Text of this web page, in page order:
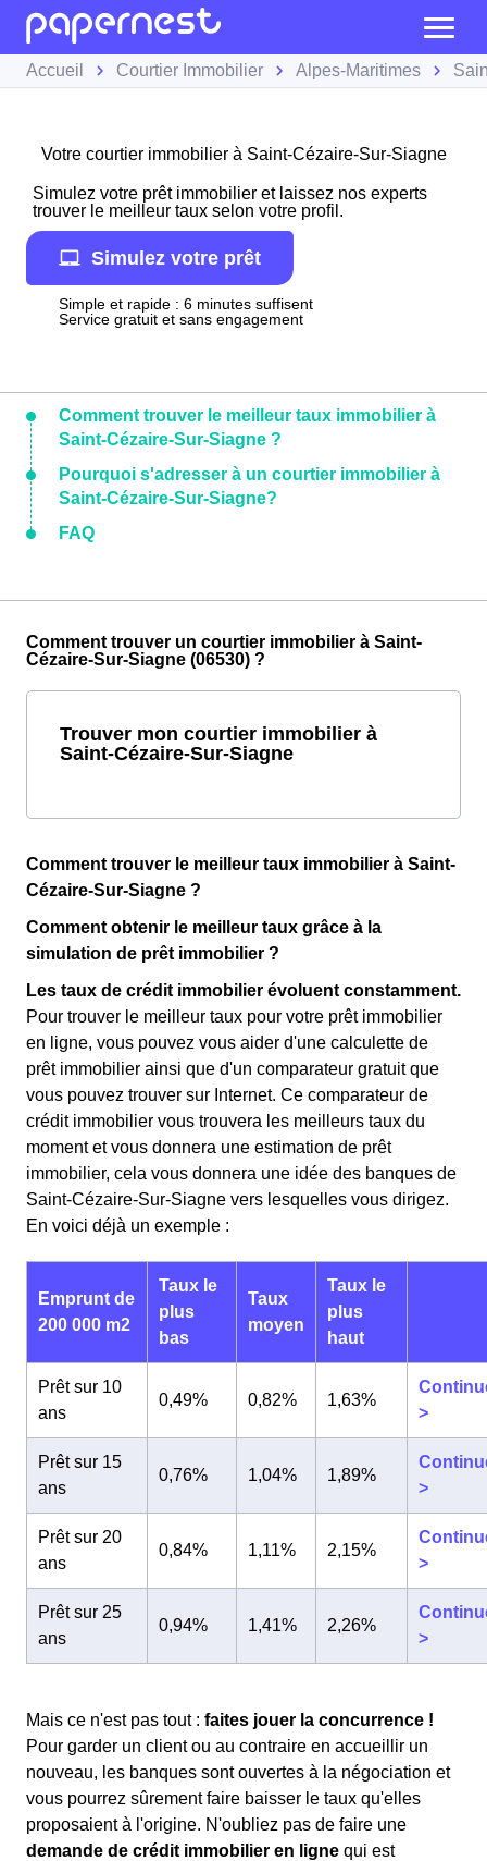
Accueil Courtier Immobilier Alpes-Maritimes
Votre courtier immobilier à Saint-Cézaire-Sur-Siagne
Simulez votre prêt immobilier et laissez nos experts
trouver le meilleur taux selon votre profil.
Simulez votre prêt
Simple et rapide : 6 minutes suffisent
Service gratuit et sans engagement
Comment trouver le meilleur taux immobilier à
Saint-Cézaire-Sur-Siagne ?
Pourquoi s'adresser à un courtier immobilier à
Saint-Cézaire-Sur-Siagne?
FAQ
Comment trouver un courtier immobilier à Saint-
Cézaire-Sur-Siagne (06530) ?
Trouver mon courtier immobilier à
Saint-Cézaire-Sur-Siagne
Comment trouver le meilleur taux immobilier à Saint-
Cézaire-Sur-Siagne ?
Comment obtenir le meilleur taux grâce à la
simulation de prêt immobilier ?
Les taux de crédit immobilier évoluent constamment.
Pour trouver le meilleur taux pour votre prêt immobilier
en ligne, vous pouvez vous aider d'une calculette de
prêt immobilier ainsi que d'un comparateur gratuit que
vous pouvez trouver sur Internet. Ce comparateur de
crédit immobilier vous trouvera les meilleurs taux du
moment et vous donnera une estimation de prêt
immobilier, cela vous donnera une idée des banques de
Saint-Cézaire-Sur-Siagne vers lesquelles vous dirigez.
En voici déjà un exemple :
Emprunt de
200 000 m2
Taux le
plus
bas
Taux
moyen
Taux le
plus
haut
Prêt sur 10
ans
0,49% 0,82% 1,63%
>
Prêt sur 15
ans
0,76% 1,04% 1,89%
>
Prêt sur 20
ans
0,84% 1,11% 2,15%
>
Prêt sur 25
ans
0,94% 1,41% 2,26%
>
Mais ce n'est pas tout : faites jouer la concurrence !
Pour garder un client ou au contraire en accueillir un
nouveau, les banques sont ouvertes à la négociation et
vous pourrez sûrement faire baisser le taux qu'elles
proposaient à l'origine. N'oubliez pas de faire une
demande de crédit immobilier en ligne qui est